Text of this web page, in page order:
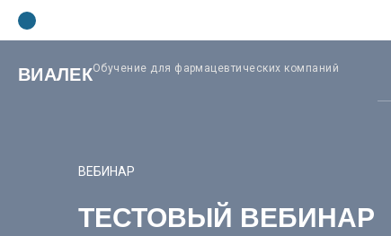
ВИАЛЕКОбучение для фармацевтических компаний
ВЕБИНАР
ТЕСТОВЫЙ ВЕБИНАР